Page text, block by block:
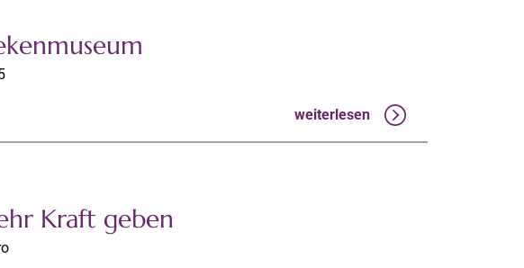
weiterlesen
Kraft geben